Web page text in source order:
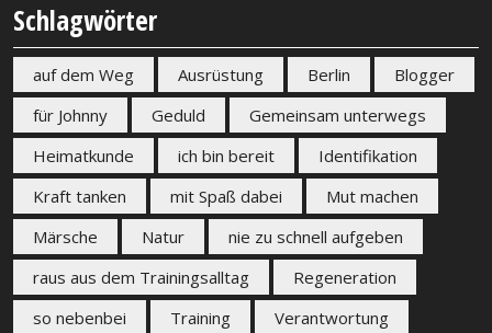
Schlagwörter
auf dem Weg Ausrüstung Berlin
Blogger
für Johnny
Geduld
Gemeinsam unterwegs
Heimatkunde
ich bin bereit
Identifikation
Kraft tanken
mit Spaß dabei
Mut machen
Märsche
Natur
nie zu schnell aufgeben
raus aus dem Trainingsalltag
Regeneration
so nebenbei
Training Verantwortung